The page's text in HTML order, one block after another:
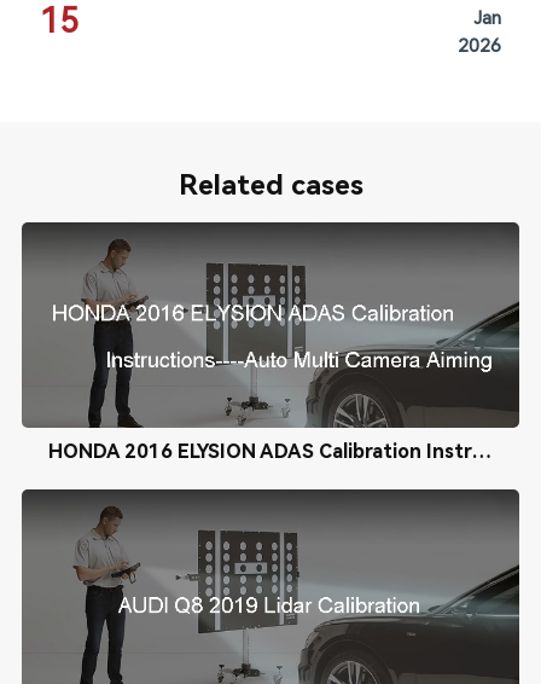
15
Jan
2026
Related cases
HONDA 2016 ELYSION ADAS Calibration Instructions----Auto Multi Camera Aiming